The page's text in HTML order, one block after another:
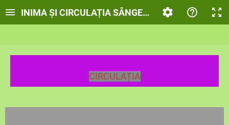
INIMA ȘI CIRCULAȚIA SÂNGELUI LA OM
CIRCULAȚIA